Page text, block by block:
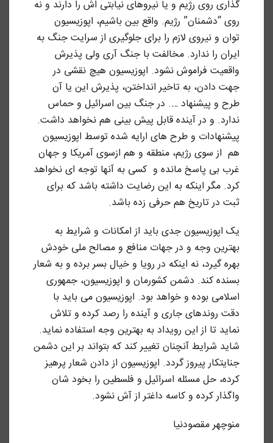
گذاری روی رژیم و یا نیروهای نیابتی اش را دارند و نه
روی “دشمنان” رژیم. واقع بین باشیم، اپوزیسیون
توان و نیروی لازم را برای جلوگیری از سرایت جنگ به
ایران را ندارد. مخالفت با جنگ آری ولی پذیرش
واقعیت فراموش نشود. اپوزیسیون هیچ نقشی در
جهت دادن، به تاخیر انداختن، پذیرش این یا آن
طرح و پیشنهاد …. در جنگ بین اسرائیل و حماس
ندارد. و در آینده قابل پیش بینی هم نخواهد داشت.
پیشنهادات و طرح های ارایه شده توسط اپوزیسیون
هم از سوی رژیم، منطقه و هم ازسوی آمریکا و جهان
غرب بی پاسخ مانده و کسی به آنها توجه ای نخواهد
کرد. مگر اینکه به این رضایت داشته باشد که برای
ثبت در تاریخ هم حرفی زده باشد.
یک اپوزیسیون جدی باید از امکانات و شرایط به
بهترین وجه و در جهات منافع و مصالح ملی خودش
بهره گیرد، نه اینکه در رویا و خیال بسر برده و به شعار
بسنده کند. دشمن کشورمان و اپوزیسیون، جمهوری
اسلامی بوده و خواهد بود. اپوزیسیون می باید با
دقت روندهای جاری و آینده را رصد کرده و تلاش
نماید تا از این رویداد به بهترین وجه استفاده نماید.
شاید شرایط آنچنان تغییر کند که بتواند بر این دشمن
جنایتکار پیروز گردد. اپوزیسیون از دادن شعار پرهیز
کرده، حل مسئله اسرائیل و فلسطین را بخود شان
واگذار کرده و کاسه داغتر از آش نشود.
منوچهر مقصودنیا